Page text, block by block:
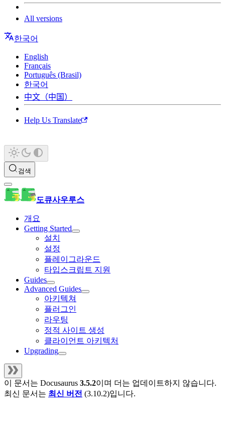
All versions
한국어
English
Français
Português (Brasil)
한국어
中文（中国）
Help Us Translate
검색
도큐사우루스
개요
Getting Started
설치
설정
플레이그라운드
타입스크립트 지원
Guides
Advanced Guides
아키텍쳐
플러그인
라우팅
정적 사이트 생성
클라이언트 아키텍처
Upgrading
이 문서는 Docusaurus 3.5.2이며 더는 업데이트하지 않습니다.
최신 문서는 최신 버전 (3.10.2)입니다.